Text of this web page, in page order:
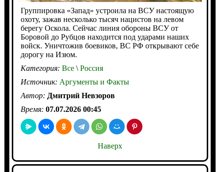
Группировка «Запад» устроила на ВСУ настоящую
охоту, зажав несколько тысяч нацистов на левом
берегу Оскола. Сейчас линия обороны ВСУ от
Боровой до Рубцов находится под ударами наших
войск. Уничтожив боевиков, ВС РФ открывают себе
дорогу на Изюм.
Категория: Все\Россия
Источник: Аргументы и Факты
Автор: Дмитрий Невзоров
Время: 07.07.2026 00:45
Наверх